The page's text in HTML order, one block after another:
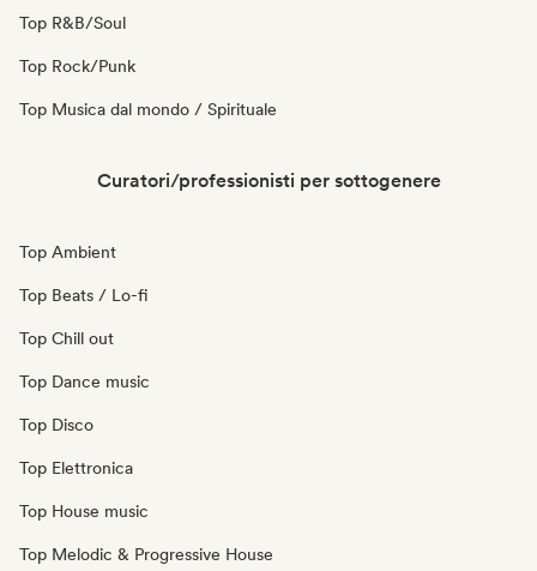
Top R&B/Soul
Top Rock/Punk
Top Musica dal mondo / Spirituale
Curatori/professionisti per sottogenere
Top Ambient
Top Beats / Lo-fi
Top Chill out
Top Dance music
Top Disco
Top Elettronica
Top House music
Top Melodic & Progressive House